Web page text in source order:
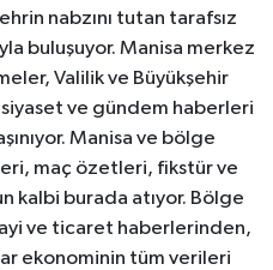
nabzını tutan tarafsız
buluşuyor. Manisa merkez
Valilik ve Büyükşehir
ve gündem haberleri
Manisa ve bölge
maç özetleri, fikstür ve
kalbi burada atıyor. Bölge
ve ticaret haberlerinden,
ekonominin tüm verileri